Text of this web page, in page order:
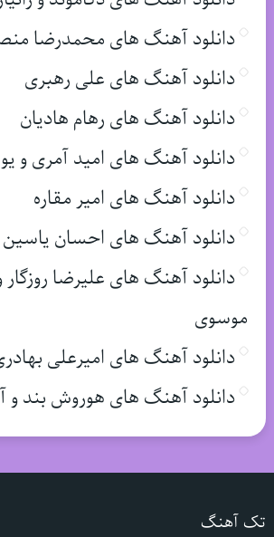
دانلود آهنگ های محمدرضا
دانلود آهنگ های علی رهبری
دانلود آهنگ های رهام هادیان
دانلود آهنگ های امید آمری
دانلود آهنگ های امیر مقاره
دانلود آهنگ های احسان یاسین
دانلود آهنگ های علیرضا
موسوی
دانلود آهنگ های امیرعلی
دانلود آهنگ های هوروش بند و
تک آهنگ